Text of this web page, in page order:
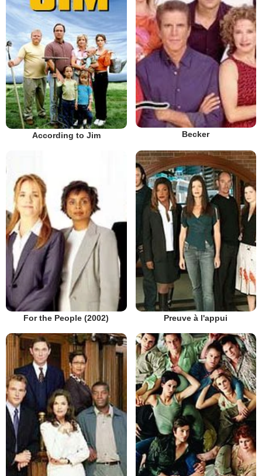
According to Jim Becker
For the People (2002) Preuve à l'appui